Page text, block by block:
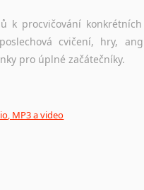
k procvičování
cvičení, hry,
pro úplné začátečníky.
MP3 a video